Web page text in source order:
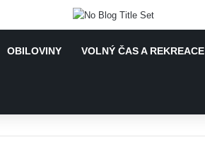
OBILOVINY VOLNÝ ČAS A REKREACE